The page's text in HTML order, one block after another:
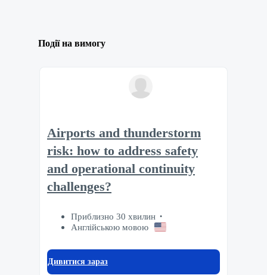
Події на вимогу
Airports and thunderstorm
risk: how to address safety
and operational continuity
challenges?
Приблизно 30 хвилин
Англійською мовою
Дивитися зараз